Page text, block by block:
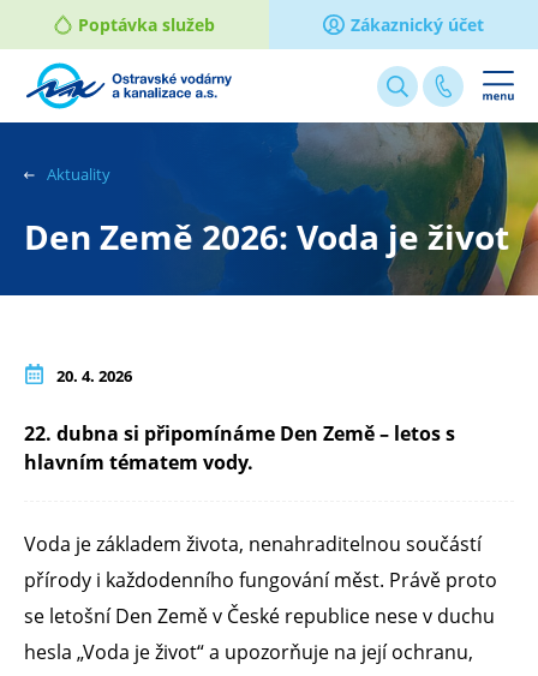
Poptávka služeb Zákaznický účet
Webové
stránky
míruAktuality
Den Země 2026: Voda je život
20. 4. 2026
22. dubna si připomínáme Den Země – letos s
hlavním tématem vody.
Voda je základem života, nenahraditelnou součástí
přírody i každodenního fungování měst. Právě proto
se letošní Den Země v České republice nese v duchu
hesla „Voda je život“ a upozorňuje na její ochranu,